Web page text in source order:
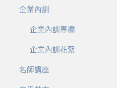
企業內訓
企業內訓專欄
企業內訓花絮
名師講座